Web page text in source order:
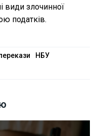
види злочинної
податків.
НБУ